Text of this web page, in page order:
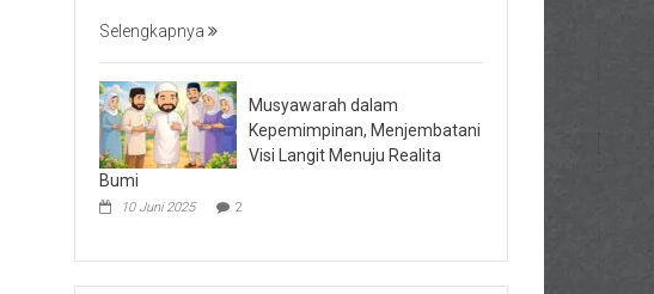
Selengkapnya
Musyawarah dalam
Kepemimpinan, Menjembatani
Visi Langit Menuju Realita
Bumi
10 Juni 2025 2